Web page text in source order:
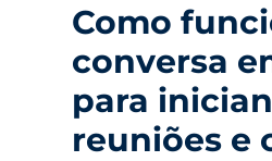
Como
conversa
para
reuniões e